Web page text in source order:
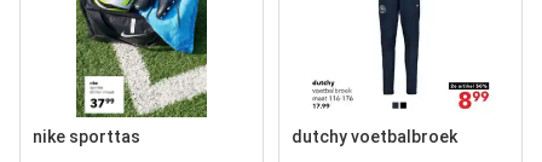
nike sporttas dutchy voetbalbroek